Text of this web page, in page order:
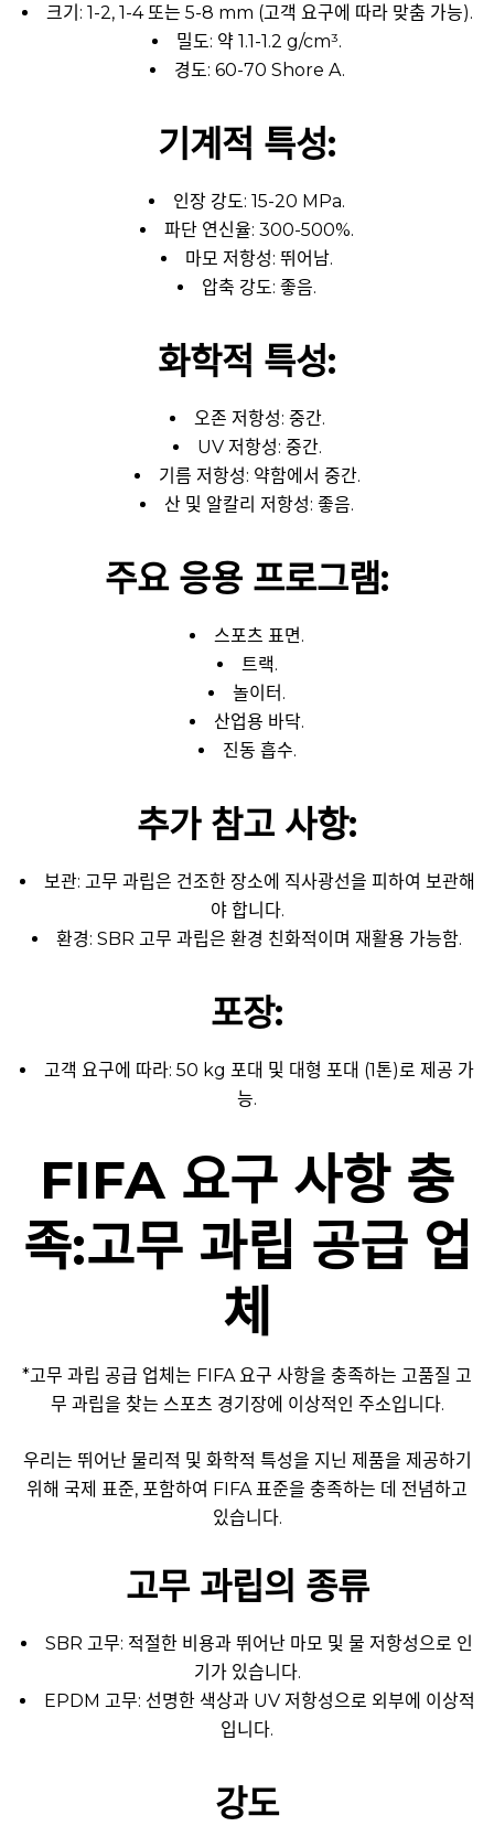
크기: 1-2, 1-4 또는 5-8 mm (고객 요구에 따라 맞춤 가능).
밀도: 약 1.1-1.2 g/cm³.
경도: 60-70 Shore A.
기계적 특성:
인장 강도: 15-20 MPa.
파단 연신율: 300-500%.
마모 저항성: 뛰어남.
압축 강도: 좋음.
화학적 특성:
오존 저항성: 중간.
UV 저항성: 중간.
기름 저항성: 약함에서 중간.
산 및 알칼리 저항성: 좋음.
주요 응용 프로그램:
스포츠 표면.
트랙.
놀이터.
산업용 바닥.
진동 흡수.
추가 참고 사항:
보관: 고무 과립은 건조한 장소에 직사광선을 피하여 보관해
야 합니다.
환경: SBR 고무 과립은 환경 친화적이며 재활용 가능함.
포장:
고객 요구에 따라: 50 kg 포대 및 대형 포대 (1톤)로 제공 가
능.
FIFA 요구 사항 충
족:고무 과립 공급 업
체
*고무 과립 공급 업체는 FIFA 요구 사항을 충족하는 고품질 고
무 과립을 찾는 스포츠 경기장에 이상적인 주소입니다.
우리는 뛰어난 물리적 및 화학적 특성을 지닌 제품을 제공하기
위해 국제 표준, 포함하여 FIFA 표준을 충족하는 데 전념하고
있습니다.
고무 과립의 종류
SBR 고무: 적절한 비용과 뛰어난 마모 및 물 저항성으로 인
기가 있습니다.
EPDM 고무: 선명한 색상과 UV 저항성으로 외부에 이상적
입니다.
강도